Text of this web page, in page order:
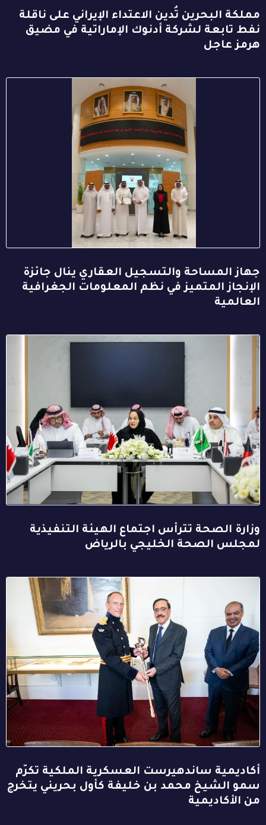
مملكة البحرين تُدين الاعتداء الإيراني على ناقلة
نفط تابعة لشركة أدنوك الإماراتية في مضيق
هرمز عاجل
جهاز المساحة والتسجيل العقاري ينال جائزة
الإنجاز المتميز في نظم المعلومات الجغرافية
العالمية
وزارة الصحة تترأس اجتماع الهيئة التنفيذية
لمجلس الصحة الخليجي بالرياض
أكاديمية ساندهيرست العسكرية الملكية تكرّم
سمو الشيخ محمد بن خليفة كأول بحريني يتخرج
من الأكاديمية